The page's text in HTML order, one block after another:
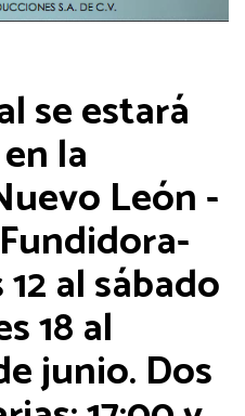
se estará
la
León -
al sábado
18 al
junio. Dos